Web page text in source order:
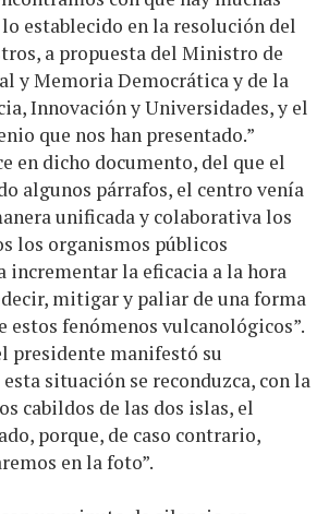
establecido en la resolución del
a propuesta del Ministro de
y Memoria Democrática y de la
Innovación y Universidades, y el
que nos han presentado.”
en dicho documento, del que el
algunos párrafos, el centro venía
unificada y colaborativa los
los organismos públicos
incrementar la eficacia a la hora
mitigar y paliar de una forma
estos fenómenos vulcanológicos”.
presidente manifestó su
esta situación se reconduzca, con la
cabildos de las dos islas, el
porque, de caso contrario,
en la foto”.